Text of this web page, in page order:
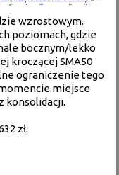
wzrostowym.
poziomach, gdzie
bocznym/lekko
kroczącej SMA50
ograniczenie tego
miejsce
konsolidacji.
zł.